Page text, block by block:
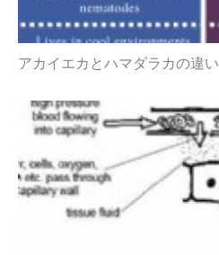
アカイエカとハマダラカの違い